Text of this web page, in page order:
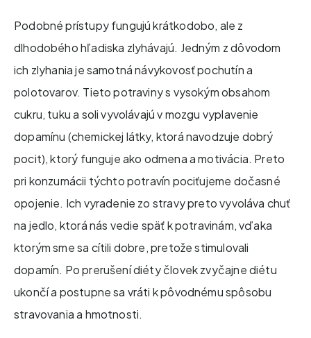
Podobné prístupy fungujú krátkodobo, ale z
dlhodobého hľadiska zlyhávajú. Jedným z dôvodom
ich zlyhania je samotná návykovosť pochutín a
polotovarov. Tieto potraviny s vysokým obsahom
cukru, tuku a soli vyvolávajú v mozgu vyplavenie
dopamínu (chemickej látky, ktorá navodzuje dobrý
pocit), ktorý funguje ako odmena a motivácia. Preto
pri konzumácii týchto potravín pociťujeme dočasné
opojenie. Ich vyradenie zo stravy preto vyvoláva chuť
na jedlo, ktorá nás vedie späť k potravinám, vďaka
ktorým sme sa cítili dobre, pretože stimulovali
dopamín. Po prerušení diéty človek zvyčajne diétu
ukončí a postupne sa vráti k pôvodnému spôsobu
stravovania a hmotnosti.